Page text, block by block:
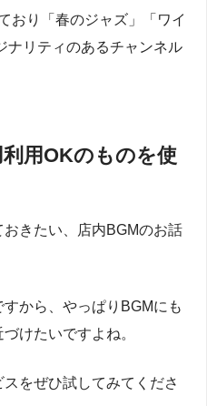
おり「春のジャズ」「ワイ
ナリティのあるチャンネル
用OKのものを使
きたい、店内BGMのお話
から、やっぱりBGMにも
けたいですよね。
をぜひ試してみてくださ